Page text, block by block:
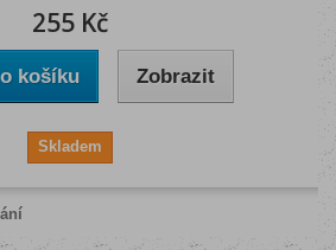
255 Kč
košíku Zobrazit
Skladem